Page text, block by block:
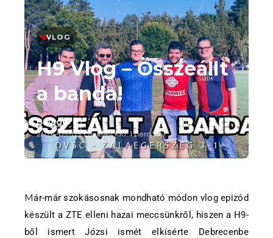
VLOG
H9 Vlog – Összeállt
a banda!
Balage
2024-09-03/Olvasási idő: 1 perc/ 2
Már-már szokásosnak mondható módon vlog epizód
készült a ZTE elleni hazai meccsünkről, hiszen a H9-
ből ismert Józsi ismét elkísérte Debrecenbe